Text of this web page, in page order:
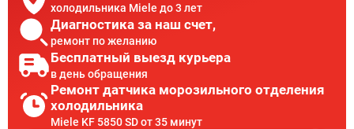
холодильника Miele до 3 лет
Диагностика за наш счет,
ремонт по желанию
Бесплатный выезд курьера
в день обращения
Ремонт датчика морозильного отделения
холодильника
Miele KF 5850 SD от 35 минут